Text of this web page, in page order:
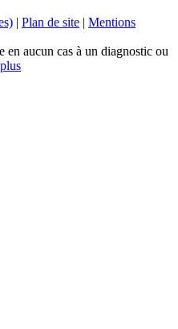
| Plan de site | Mentions
en aucun cas à un diagnostic ou